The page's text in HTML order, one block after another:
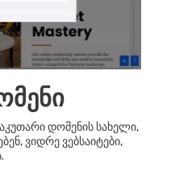
დომენის სახელი,
ვიდრე ვებსაიტები,